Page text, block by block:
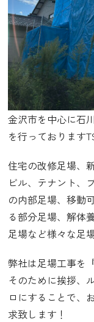
金沢市を中心に石
を行っております
住宅の改修足場、
ビル、テナント、
の内部足場、移動
る部分足場、解体
足場など様々な足
弊社は足場工事を
そのために挨拶、
ロにすることで、
求致します！